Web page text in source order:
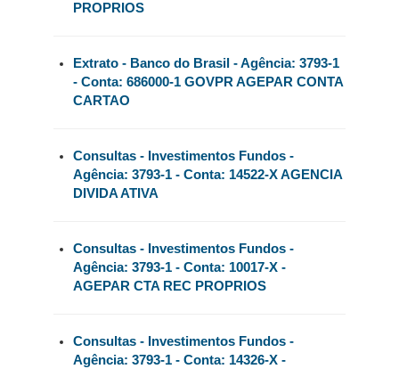
PROPRIOS
Extrato - Banco do Brasil - Agência: 3793-1
- Conta: 686000-1 GOVPR AGEPAR CONTA
CARTAO
Consultas - Investimentos Fundos -
Agência: 3793-1 - Conta: 14522-X AGENCIA
DIVIDA ATIVA
Consultas - Investimentos Fundos -
Agência: 3793-1 - Conta: 10017-X -
AGEPAR CTA REC PROPRIOS
Consultas - Investimentos Fundos -
Agência: 3793-1 - Conta: 14326-X -